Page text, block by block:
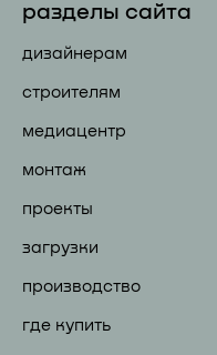
разделы сайта
дизайнерам
строителям
медиацентр
монтаж
проекты
загрузки
производство
где купить